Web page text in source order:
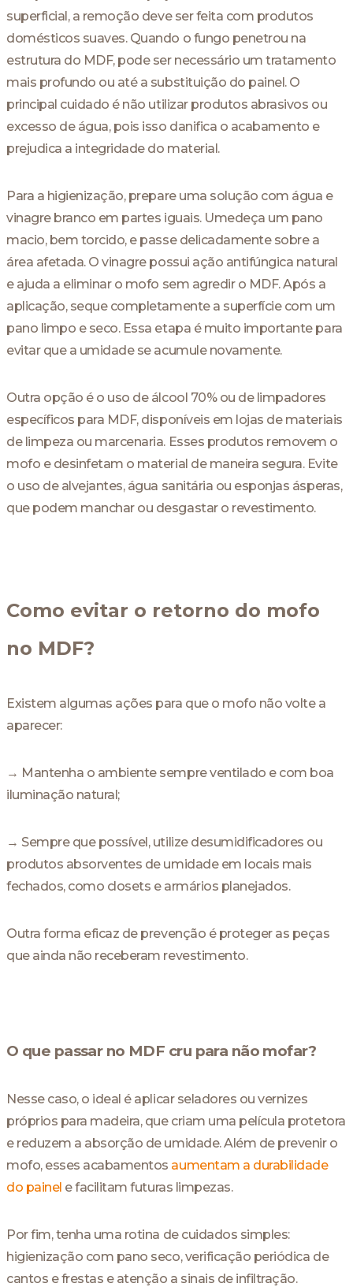
superficial, a remoção deve ser feita com produtos
domésticos suaves. Quando o fungo penetrou na
estrutura do MDF, pode ser necessário um tratamento
mais profundo ou até a substituição do painel. O
principal cuidado é não utilizar produtos abrasivos ou
excesso de água, pois isso danifica o acabamento e
prejudica a integridade do material.
Para a higienização, prepare uma solução com água e
vinagre branco em partes iguais. Umedeça um pano
macio, bem torcido, e passe delicadamente sobre a
área afetada. O vinagre possui ação antifúngica natural
e ajuda a eliminar o mofo sem agredir o MDF. Após a
aplicação, seque completamente a superfície com um
pano limpo e seco. Essa etapa é muito importante para
evitar que a umidade se acumule novamente.
Outra opção é o uso de álcool 70% ou de limpadores
específicos para MDF, disponíveis em lojas de materiais
de limpeza ou marcenaria. Esses produtos removem o
mofo e desinfetam o material de maneira segura. Evite
o uso de alvejantes, água sanitária ou esponjas ásperas,
que podem manchar ou desgastar o revestimento.
Como evitar o retorno do mofo
no MDF?
Existem algumas ações para que o mofo não volte a
aparecer:
→ Mantenha o ambiente sempre ventilado e com boa
iluminação natural;
→ Sempre que possível, utilize desumidificadores ou
produtos absorventes de umidade em locais mais
fechados, como closets e armários planejados.
Outra forma eficaz de prevenção é proteger as peças
que ainda não receberam revestimento.
O que passar no MDF cru para não mofar?
Nesse caso, o ideal é aplicar seladores ou vernizes
próprios para madeira, que criam uma película protetora
e reduzem a absorção de umidade. Além de prevenir o
mofo, esses acabamentos aumentam a durabilidade
do painel e facilitam futuras limpezas.
Por fim, tenha uma rotina de cuidados simples:
higienização com pano seco, verificação periódica de
cantos e frestas e atenção a sinais de infiltração.